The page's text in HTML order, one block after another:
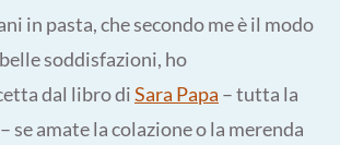
in pasta, che secondo me è il modo
soddisfazioni, ho
dal libro diSara Papa – tutta la
se amate la colazione o la merenda